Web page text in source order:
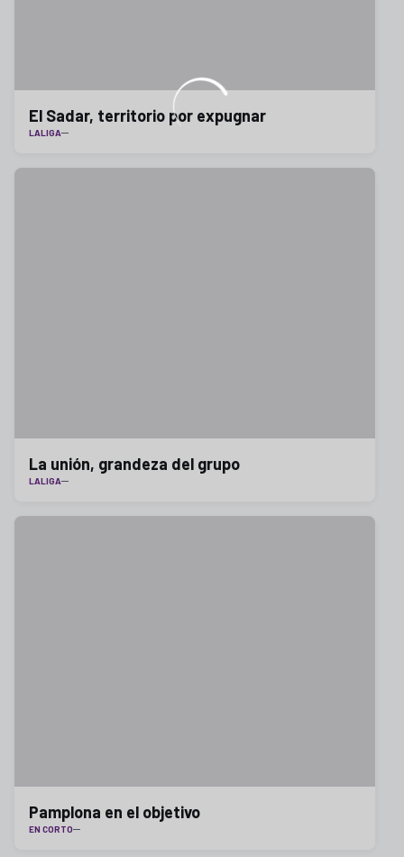
El Sadar, territorio por expugnar
LALIGA
La unión, grandeza del grupo
LALIGA
Pamplona en el objetivo
EN CORTO